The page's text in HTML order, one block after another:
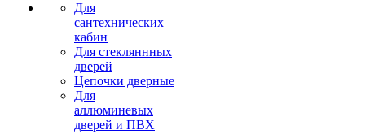
Для
сантехнических
кабин
Для стекляннных
дверей
Цепочки дверные
Для
аллюминевых
дверей и ПВХ